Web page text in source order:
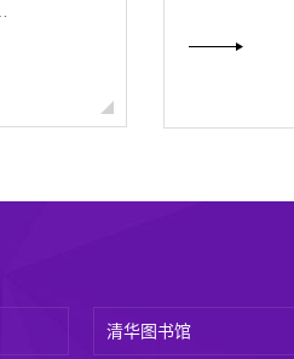
清华图书馆